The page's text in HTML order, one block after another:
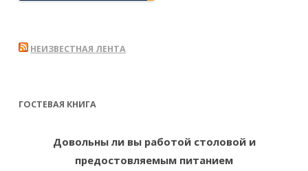
НЕИЗВЕСТНАЯ ЛЕНТА
ГОСТЕВАЯ КНИГА
Довольны ли вы работой столовой и
предостовляемым питанием